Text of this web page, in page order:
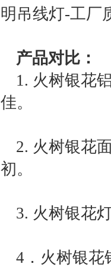
明吊线灯-工厂
产品对比：
1. 火树银花
佳。
2. 火树银花
初。
3. 火树银花
4．火树银花